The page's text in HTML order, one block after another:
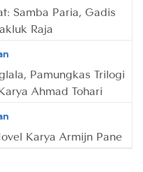
Samba Paria, Gadis
Raja
Pamungkas Trilogi
Ahmad Tohari
Karya Armijn Pane